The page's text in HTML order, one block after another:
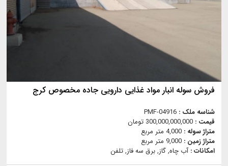
فروش سوله انبار مواد غذایی دارویی جاده مخصوص کرج
شناسه ملک : PMF-04916
قیمت : 300,000,000,000 تومان
متراژ سوله : 4,000 متر مربع
متراژ زمین : 9,000 متر مربع
امکانات :آب چاه, گاز, برق سه فاز, تلفن